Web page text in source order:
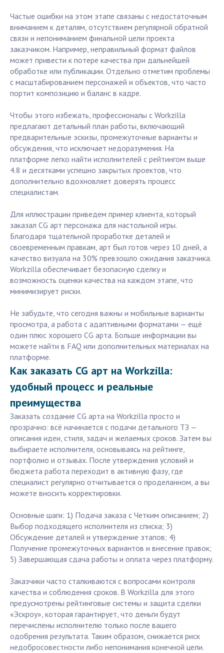
Частые ошибки на этом этапе связаны с недостаточным
вниманием к деталям, отсутствием регулярной обратной
связи и непониманием финальной цели проекта
заказчиком. Например, неправильный формат файлов
может привести к потере качества при дальнейшей
обработке или публикации. Отдельно отметим проблемы
с масштабированием персонажей и объектов, что часто
портит композицию и баланс в кадре.
Чтобы этого избежать, профессионалы с Workzilla
предлагают детальный план работы, включающий
предварительные эскизы, промежуточные варианты и
обсуждения, что исключает недоразумения. На
платформе легко найти исполнителей с рейтингом выше
4.8 и десятками успешно закрытых проектов, что
дополнительно вдохновляет доверять процесс
специалистам.
Для иллюстрации приведем пример клиента, который
заказал CG арт персонажа для настольной игры.
Благодаря тщательной проработке деталей и
своевременным правкам, арт был готов через 10 дней, а
качество визуала на 30% превзошло ожидания заказчика.
Workzilla обеспечивает безопасную сделку и
возможность оценки качества на каждом этапе, что
минимизирует риски.
Не забудьте, что сегодня важны и мобильные варианты
просмотра, а работа с адаптивными форматами — ещё
один плюс хорошего CG арта. Больше информации вы
можете найти в FAQ или дополнительных материалах на
платформе.
Как заказать CG арт на Workzilla:
удобный процесс и реальные
преимущества
Заказать создание CG арта на Workzilla просто и
прозрачно: всё начинается с подачи детального ТЗ —
описания идеи, стиля, задач и желаемых сроков. Затем вы
выбираете исполнителя, основываясь на рейтинге,
портфолио и отзывах. После утверждения условий и
бюджета работа переходит в активную фазу, где
специалист регулярно отчитывается о проделанном, а вы
можете вносить корректировки.
Основные шаги: 1) Подача заказа с Четким описанием; 2)
Выбор подходящего исполнителя из списка; 3)
Обсуждение деталей и утверждение этапов; 4)
Получение промежуточных вариантов и внесение правок;
5) Завершающая сдача работы и оплата через платформу.
Заказчики часто сталкиваются с вопросами контроля
качества и соблюдения сроков. В Workzilla для этого
предусмотрены рейтинговые системы и защита сделки
«Эскроу», которая гарантирует, что деньги будут
перечислены исполнителю только после вашего
одобрения результата. Таким образом, снижается риск
недобросовестности либо непонимания конечной цели.